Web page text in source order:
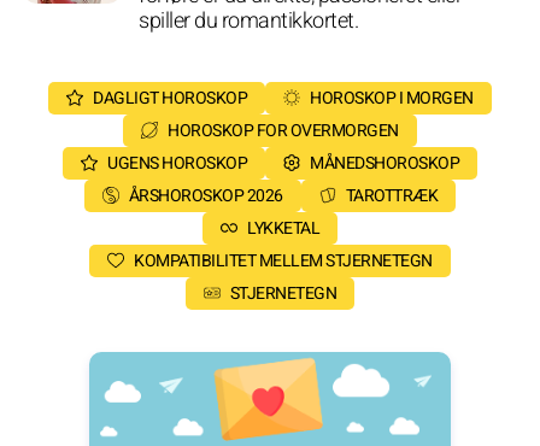
spiller du romantikkortet.
DAGLIGT HOROSKOP
HOROSKOP I MORGEN
HOROSKOP FOR OVERMORGEN
UGENS HOROSKOP
MÅNEDSHOROSKOP
ÅRSHOROSKOP 2026
TAROTTRÆK
LYKKETAL
KOMPATIBILITET MELLEM STJERNETEGN
STJERNETEGN